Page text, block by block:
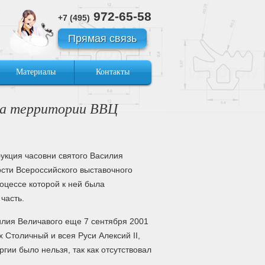
+7 (495) 972-65-58
Прямая связь
Материалы Контакты
территории ВВЦ
часовни святого Василия
Всероссийского выставочного
которой к ней была
Величавого еще 7 сентября 2001
Столичный и всея Руси Алексий II,
было нельзя, так как отсутствовал